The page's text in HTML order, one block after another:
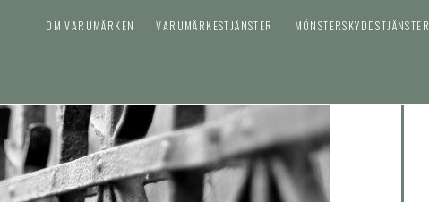
OM VARUMÄRKEN VARUMÄRKESTJÄNSTER MÖNSTERSKYDDSTJÄNSTER